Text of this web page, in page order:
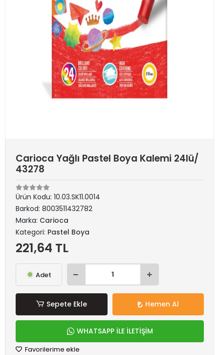
Carioca Yağlı Pastel Boya Kalemi 24lü/
43278
Ürün Kodu: 10.03.SK11.0014
Barkod: 8003511432782
Marka: Carioca
Kategori: Pastel Boya
221,64 TL
Adet
Sepete Ekle Hemen Al
WHATSAPP İLE İLETİŞİM
Favorilerime ekle